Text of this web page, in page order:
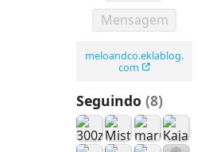
Mensagem
meloandco.eklablog.
com
Seguindo (8)